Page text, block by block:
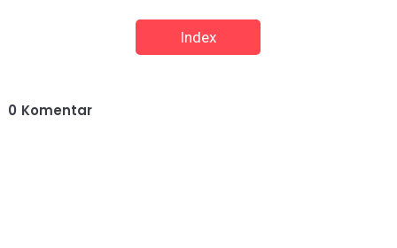
Index
0 Komentar